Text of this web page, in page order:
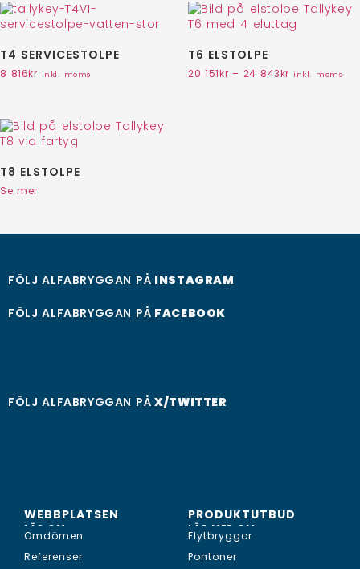
T4 SERVICESTOLPE
8 816kr inkl. moms
T6 ELSTOLPE
20 151kr – 24 843kr inkl. moms
T8 ELSTOLPE
Se mer
FÖLJ ALFABRYGGAN PÅ INSTAGRAM
FÖLJ ALFABRYGGAN PÅ FACEBOOK
FÖLJ ALFABRYGGAN PÅ X/TWITTER
WEBBPLATSEN
LÄS OM...
Omdömen
Referenser
PRODUKTUTBUD
LÄS MER OM...
Flytbryggor
Pontoner